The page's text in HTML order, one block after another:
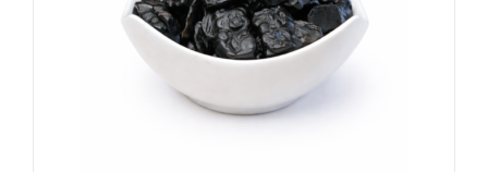
Die
Optionen
auf